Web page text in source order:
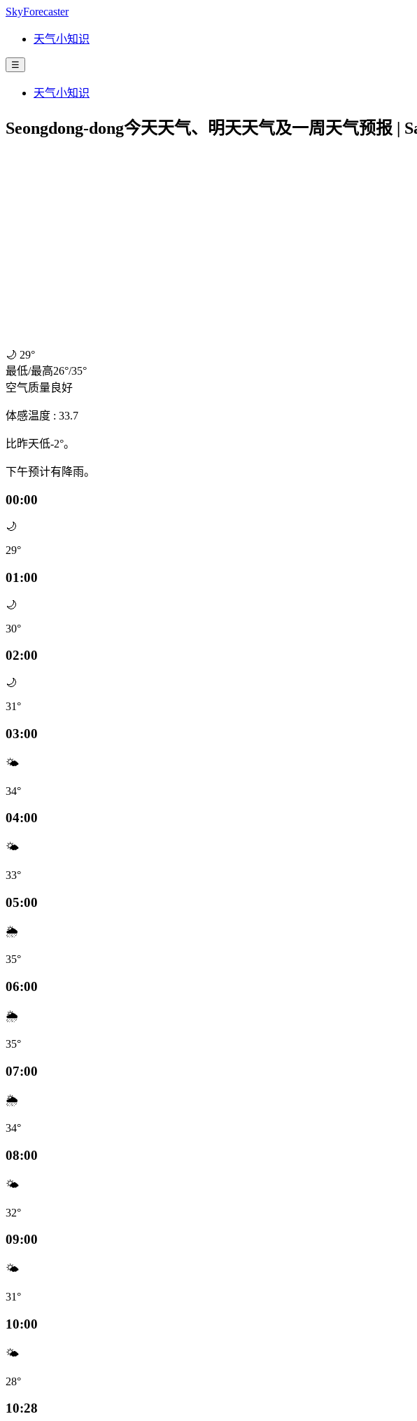
SkyForecaster
天气小知识
☰
天气小知识
Seongdong-dong今天天气、明天天气及一周天气预报 |
🌙 29°
最低/最高26°/35°
空气质量 良好
体感温度 : 33.7
比昨天低-2°。
下午预计有降雨。
00:00
🌙
29°
01:00
🌙
30°
02:00
🌙
31°
03:00
🌤️
34°
04:00
🌤️
33°
05:00
🌦️
35°
06:00
🌦️
35°
07:00
🌦️
34°
08:00
🌤️
32°
09:00
🌤️
31°
10:00
🌤️
28°
10:28